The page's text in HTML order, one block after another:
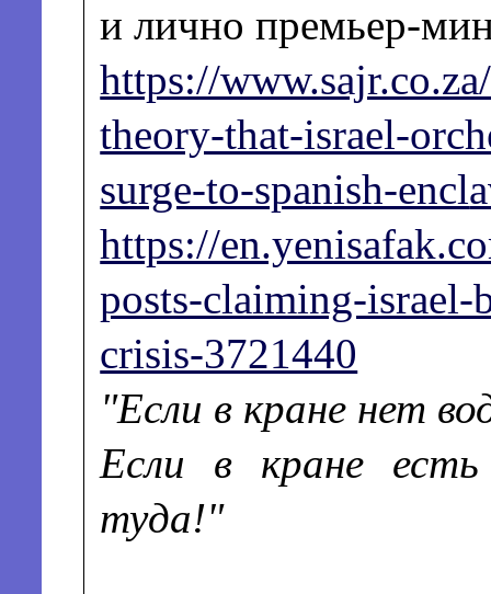
и лично премьер-
https://
theory-that-israel-
surge-to-spanish-encl
https://
posts-claiming-israel-
crisis-3721440
"Если в кране нет
Если в кране
туда!"